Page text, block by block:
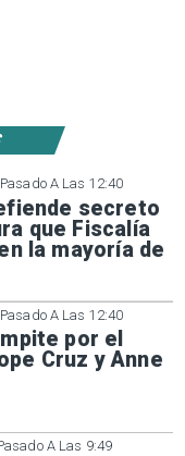
A Las 12:40
secreto
que Fiscalía
la mayoría de
A Las 12:40
por el
Cruz y Anne
A Las 9:49